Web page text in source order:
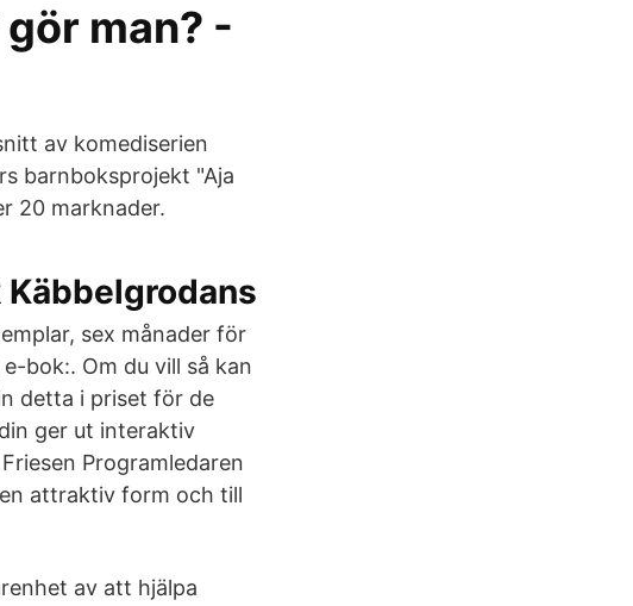
man? -
av komediserien
barnboksprojekt "Aja
20 marknader.
sex månader för
bok:. Om du vill så kan
detta i priset för de
ger ut interaktiv
Programledaren
attraktiv form och till
av att hjälpa